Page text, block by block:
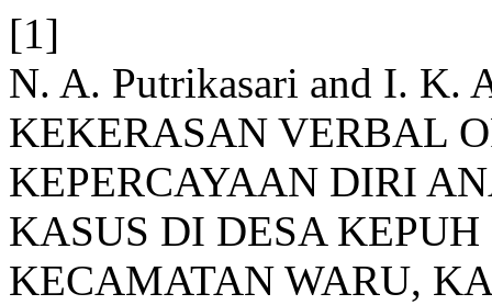
[1]
N. A. Putrikasari and I. K.
KEKERASAN VERBAL
KEPERCAYAAN DIRI
KASUS DI DESA
KECAMATAN WARU,